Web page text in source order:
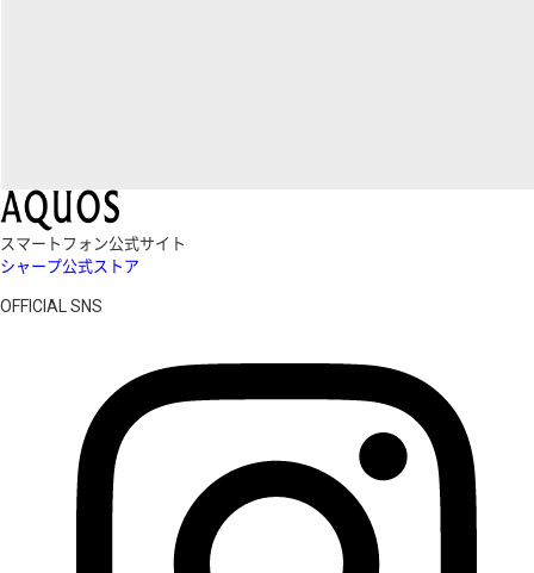
スマートフォン公式サイト
シャープ公式ストア
OFFICIAL SNS